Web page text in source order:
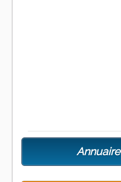
Annuaire